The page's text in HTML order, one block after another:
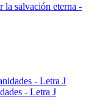
la salvación eterna -
- Letra J